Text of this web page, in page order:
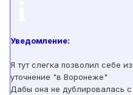
Уведомление:
Я тут слегка позволил себе
уточнение "в Воронеже"
Дабы она не дублировалась